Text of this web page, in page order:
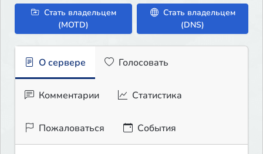
Стать владельцем
(MOTD)
Стать владельцем
(DNS)
О сервере Голосовать
Комментарии Статистика
Пожаловаться События